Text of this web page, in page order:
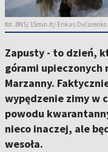
fot. BNS/ 15min.lt/ Erikas Ovčarenko
Zapusty - to dzień,
górami
Marzanny.
wypędzenie zimy w
powodu
nieco inaczej, ale
wesoła.